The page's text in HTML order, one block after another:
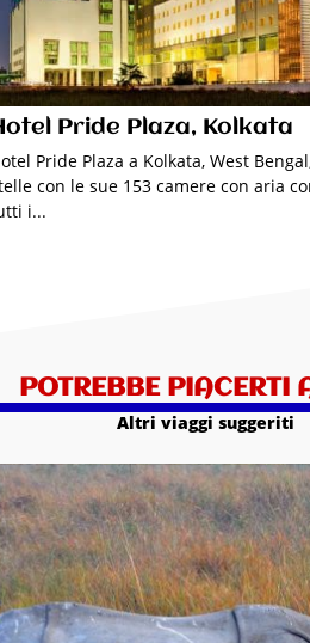
Pride Plaza, Kolkata
Pride Plaza a Kolkata, West
con le sue 153 camere con aria
i...
POTREBBE PIACERTI
Altri viaggi suggeriti